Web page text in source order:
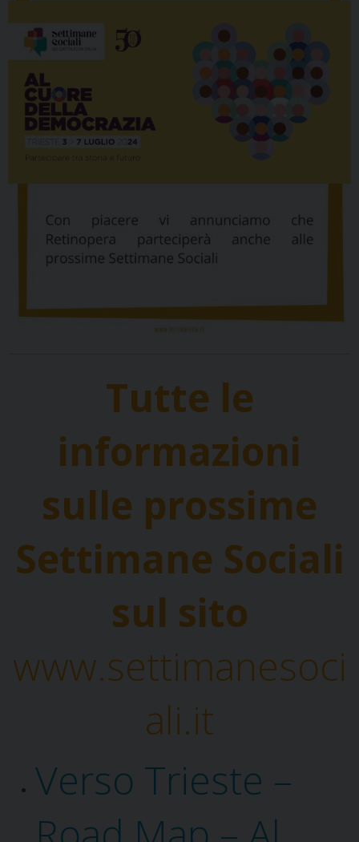
Tutte le
informazioni
sulle prossime
Settimane Sociali
sul sito
www.settimanesoci
ali.it
Verso Trieste –